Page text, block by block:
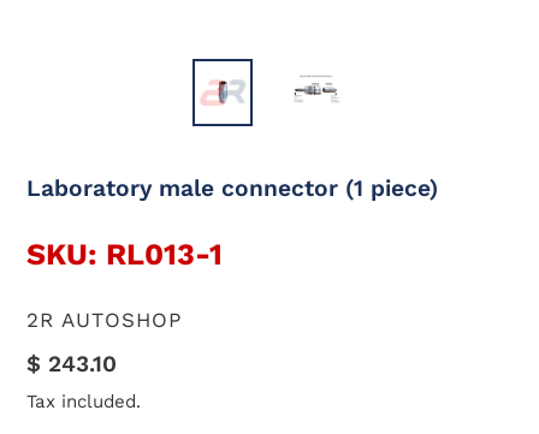
Laboratory male connector (1 piece)
SKU: RL013-1
VENDOR
2R AUTOSHOP
Regular
price
$ 243.10
Tax included.